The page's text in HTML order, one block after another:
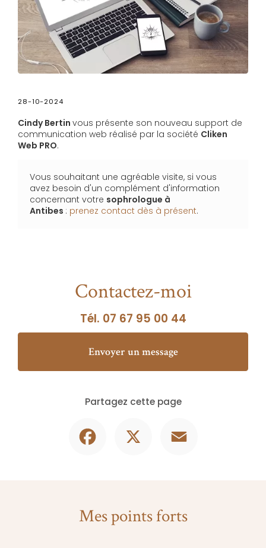
28-10-2024
Cindy Bertin vous présente son nouveau support de
communication web réalisé par la société Cliken
Web PRO.
Vous souhaitant une agréable visite, si vous
avez besoin d'un complément d'information
concernant votre sophrologue à
Antibes : prenez contact dès à présent.
Contactez-moi
Tél. 07 67 95 00 44
Envoyer un message
Partagez cette page
Mes points forts